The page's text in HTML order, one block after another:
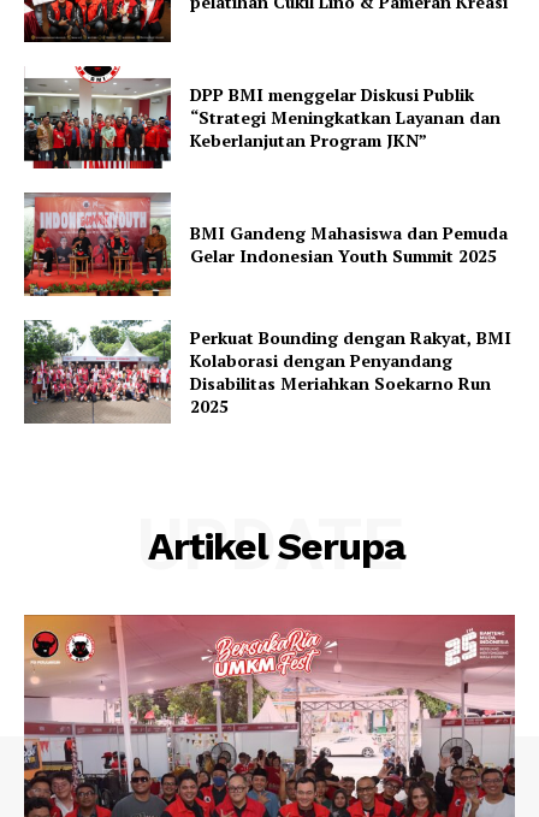
DPP BMI menggelar Diskusi Publik
“Strategi Meningkatkan Layanan dan
Keberlanjutan Program JKN”
BMI Gandeng Mahasiswa dan Pemuda
Gelar Indonesian Youth Summit 2025
Perkuat Bounding dengan Rakyat, BMI
Kolaborasi dengan Penyandang
Disabilitas Meriahkan Soekarno Run
2025
Artikel Serupa
UPDATE